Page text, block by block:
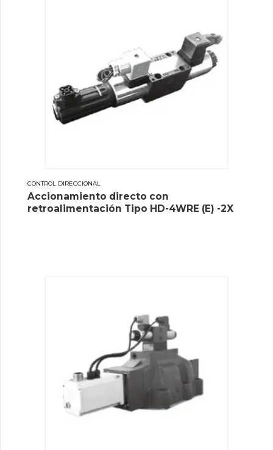
CONTROL DIRECCIONAL
Accionamiento directo con
retroalimentación Tipo HD-4WRE (E) -2X